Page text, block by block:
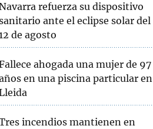
refuerza su dispositivo
ante el eclipse solar del
de agosto
ahogada una mujer de 97
en una piscina particular en
incendios mantienen en